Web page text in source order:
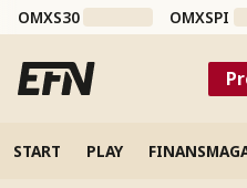
OMXS30 OMXSPI
START PLAY